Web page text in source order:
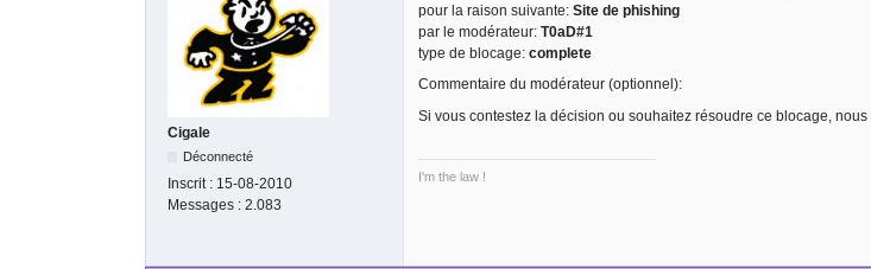
Cigale
Déconnecté
Inscrit : 15-08-2010
Messages : 2.083
pour la raison suivante: Site de phishing
par le modérateur: T0aD#1
type de blocage: complete
Commentaire du modérateur (optionnel):
Si vous contestez la décision ou souhaitez résoudre ce blocage,
I'm the law !